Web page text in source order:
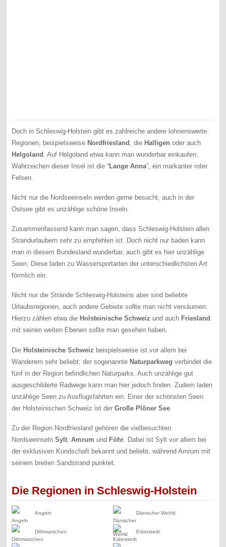
Doch in Schleswig-Holstein gibt es zahlreiche andere lohnenswerte
Regionen, beispielsweise Nordfriesland , die Halligen oder auch
Helgoland . Auf Helgoland etwa kann man wunderbar einkaufen;
Wahrzeichen dieser Insel ist die “Lange Anna”, ein markanter roter
Felsen.
Nicht nur die Nordseeinseln werden gerne besucht, auch in der
Ostsee gibt es unzählige schöne Inseln.
Zusammenfassend kann man sagen, dass Schleswig-Holstein allen
Strandurlaubern sehr zu empfehlen ist. Doch nicht nur baden kann
man in diesem Bundesland wunderbar, auch gibt es hier unzählige
Seen. Diese laden zu Wassersportarten der unterschiedlichsten Art
förmlich ein.
Nicht nur die Strände Schleswig-Holsteins aber sind beliebte
Urlaubsregionen, auch andere Gebiete sollte man nicht versäumen.
Hierzu zählen etwa die Holsteinische Schweiz und auch Friesland
mit seinen weiten Ebenen sollte man gesehen haben.
Die Holsteinische Schweiz beispielsweise ist vor allem bei
Wanderern sehr beliebt; der sogenannte Naturparkweg verbindet die
fünf in der Region befindlichen Naturparks. Auch unzählige gut
ausgeschilderte Radwege kann man hier jedoch finden. Zudem laden
unzählige Seen zu Ausflugsfahrten ein. Einer der schönsten Seen
der Holsteinischen Schweiz ist derGroße Plöner See
Zu der Region Nordfriesland gehören die vielbesuchten
NordseeinselnSylt ,Amrum und Föhr . Dabei ist Sylt vor allem bei
der exklusiven Kundschaft bekannt und beliebt, während Amrum mit
seinem breiten Sandstrand punktet.
Die Regionen in Schleswig-Holstein
Angeln Dänischer Wohld
Dithmarschen Eiderstedt